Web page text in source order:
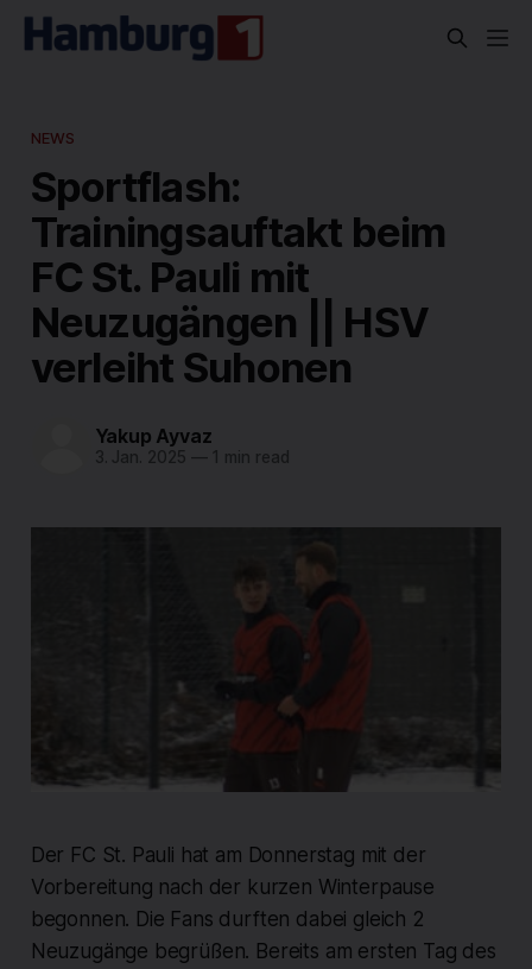
NEWS
Sportflash:
Trainingsauftakt beim
FC St. Pauli mit
Neuzugängen || HSV
verleiht Suhonen
Yakup Ayvaz
3. Jan. 2025 —1 min read
Der FC St. Pauli hat am Donnerstag mit der
Vorbereitung nach der kurzen Winterpause
begonnen. Die Fans durften dabei gleich 2
Neuzugänge begrüßen. Bereits am ersten Tag des